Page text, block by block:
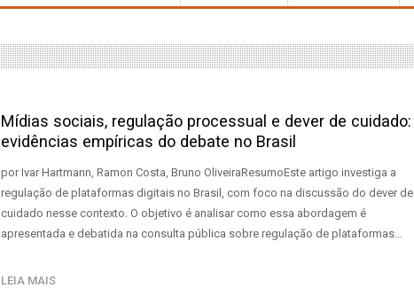
Mídias sociais, regulação processual e dever de cuidado:
evidências empíricas do debate no Brasil
por Ivar Hartmann, Ramon Costa, Bruno OliveiraResumoEste artigo investiga a
regulação de plataformas digitais no Brasil, com foco na discussão do dever de
cuidado nesse contexto. O objetivo é analisar como essa abordagem é
apresentada e debatida na consulta pública sobre regulação de plataformas…
LEIA MAIS